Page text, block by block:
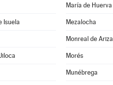
María de Huerva
Isuela Mezalocha
Monreal de Ariza
Morés
Munébrega